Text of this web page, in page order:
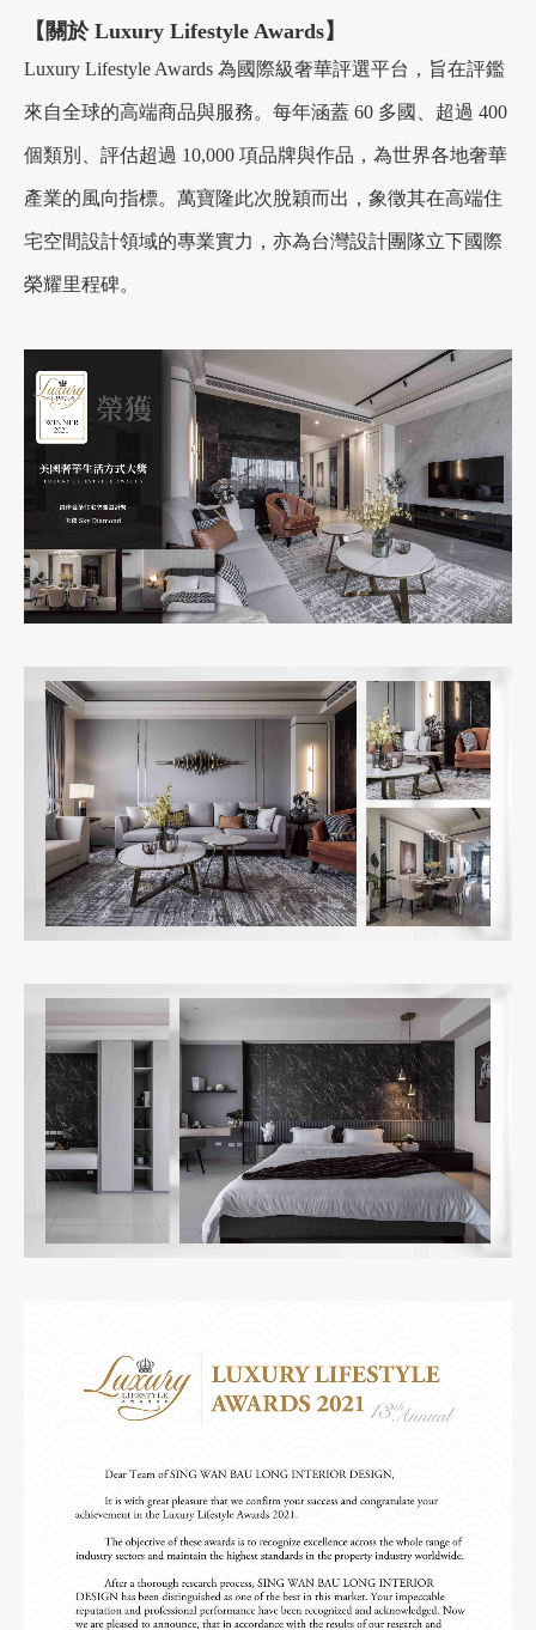
【關於 Luxury Lifestyle Awards】
Luxury Lifestyle Awards 為國際級奢華評選平台，旨在評鑑
來自全球的高端商品與服務。每年涵蓋 60 多國、超過 400
個類別、評估超過 10,000 項品牌與作品，為世界各地奢華
產業的風向指標。萬寶隆此次脫穎而出，象徵其在高端住
宅空間設計領域的專業實力，亦為台灣設計團隊立下國際
榮耀里程碑。